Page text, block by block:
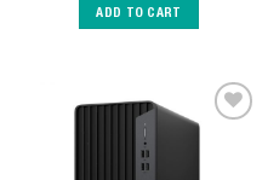
ADD TO CART